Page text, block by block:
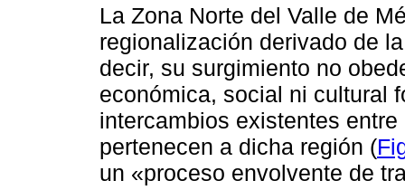
La Zona Norte del Valle de
regionalización derivado de
decir, su surgimiento no
económica, social ni cultural
intercambios existentes
pertenecen a dicha región (
un «proceso envolvente de